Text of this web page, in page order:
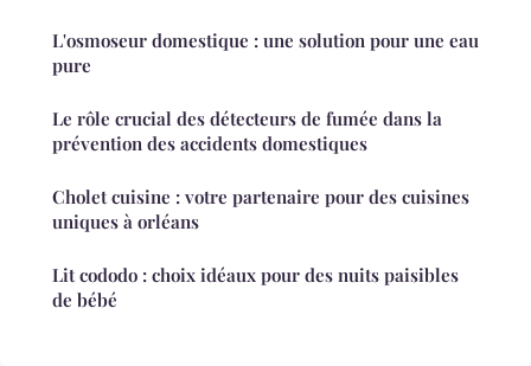
L'osmoseur domestique : une solution pour une eau
pure
Le rôle crucial des détecteurs de fumée dans la
prévention des accidents domestiques
Cholet cuisine : votre partenaire pour des cuisines
uniques à orléans
Lit cododo : choix idéaux pour des nuits paisibles
de bébé